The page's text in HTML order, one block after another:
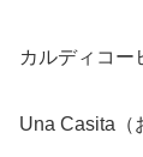
カルディコー
Una Casita（